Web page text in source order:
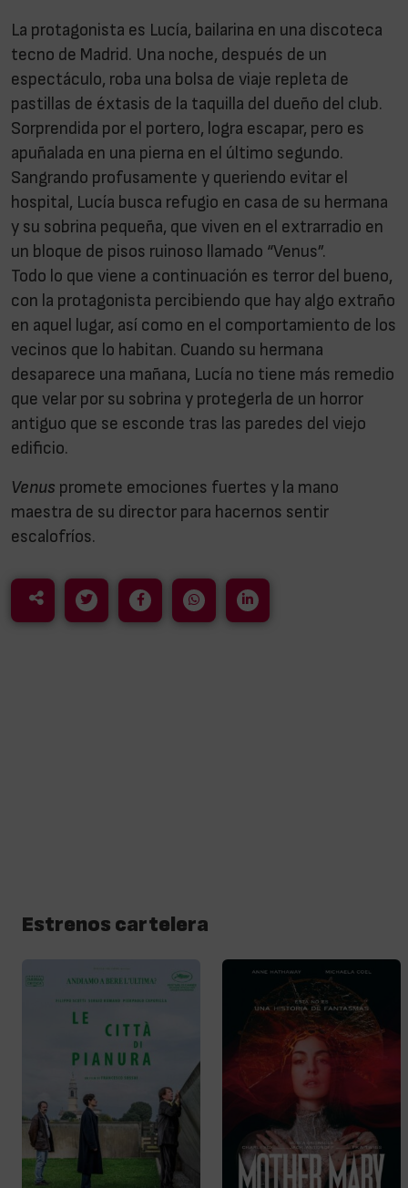
La protagonista es Lucía, bailarina en una discoteca
tecno de Madrid. Una noche, después de un
espectáculo, roba una bolsa de viaje repleta de
pastillas de éxtasis de la taquilla del dueño del club.
Sorprendida por el portero, logra escapar, pero es
apuñalada en una pierna en el último segundo.
Sangrando profusamente y queriendo evitar el
hospital, Lucía busca refugio en casa de su hermana
y su sobrina pequeña, que viven en el extrarradio en
un bloque de pisos ruinoso llamado “Venus”.
Todo lo que viene a continuación es terror del bueno,
con la protagonista percibiendo que hay algo extraño
en aquel lugar, así como en el comportamiento de los
vecinos que lo habitan. Cuando su hermana
desaparece una mañana, Lucía no tiene más remedio
que velar por su sobrina y protegerla de un horror
antiguo que se esconde tras las paredes del viejo
edificio.
Venus promete emociones fuertes y la mano
maestra de su director para hacernos sentir
escalofríos.
Estrenos cartelera